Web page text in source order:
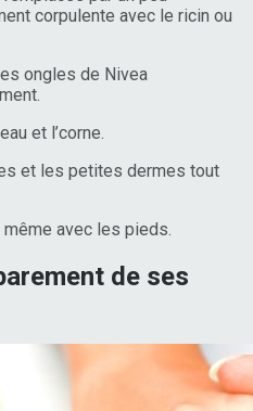
corpulente avec le ricin ou
ongles de Nivea
et l’corne.
et les petites dermes tout
avec les pieds.
de ses